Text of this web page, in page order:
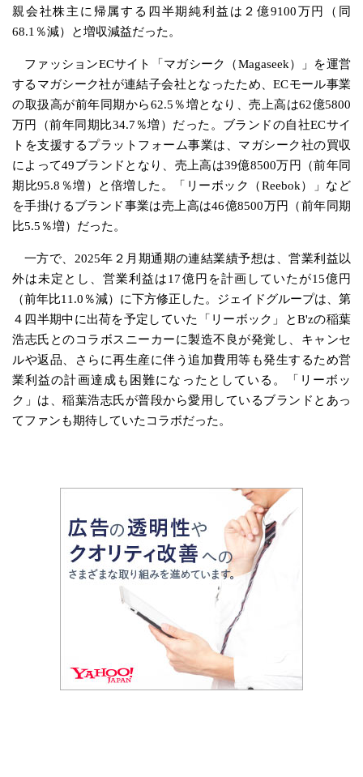
親会社株主に帰属する四半期純利益は２億9100万円（同
68.1％減）と増収減益だった。
ファッションECサイト「マガシーク（Magaseek）」を運営
するマガシーク社が連結子会社となったため、ECモール事業
の取扱高が前年同期から62.5％増となり、売上高は62億5800
万円（前年同期比34.7％増）だった。ブランドの自社ECサイ
トを支援するプラットフォーム事業は、マガシーク社の買収
によって49ブランドとなり、売上高は39億8500万円（前年同
期比95.8％増）と倍増した。「リーボック（Reebok）」など
を手掛けるブランド事業は売上高は46億8500万円（前年同期
比5.5％増）だった。
一方で、2025年２月期通期の連結業績予想は、営業利益以
外は未定とし、営業利益は17億円を計画していたが15億円
（前年比11.0％減）に下方修正した。ジェイドグループは、第
４四半期中に出荷を予定していた「リーボック」とB'zの稲葉
浩志氏とのコラボスニーカーに製造不良が発覚し、キャンセ
ルや返品、さらに再生産に伴う追加費用等も発生するため営
業利益の計画達成も困難になったとしている。「リーボッ
ク」は、稲葉浩志氏が普段から愛用しているブランドとあっ
てファンも期待していたコラボだった。